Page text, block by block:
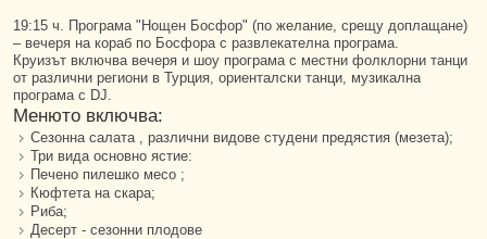
19:15 ч. Програма "Нощен Босфор" (по желание, срещу доплащане)
– вечеря на кораб по Босфора с развлекателна програма.
Круизът включва вечеря и шоу програма с местни фолклорни танци
от различни региони в Турция, ориенталски танци, музикална
програма с DJ.
Менюто включва:
Сезонна салата , различни видове студени предястия (мезета);
Три вида основно ястие:
Печено пилешко месо ;
Кюфтета на скара;
Риба;
Десерт - сезонни плодове